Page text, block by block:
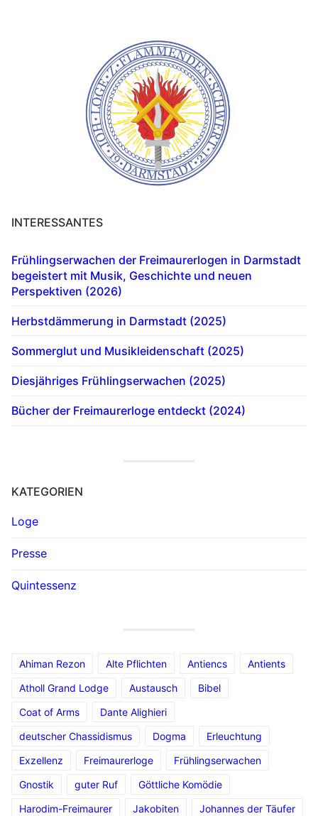
INTERESSANTES
Frühlingserwachen der Freimaurerlogen in Darmstadt
begeistert mit Musik, Geschichte und neuen
Perspektiven (2026)
Herbstdämmerung in Darmstadt (2025)
Sommerglut und Musikleidenschaft (2025)
Diesjähriges Frühlingserwachen (2025)
Bücher der Freimaurerloge entdeckt (2024)
KATEGORIEN
Loge
Presse
Quintessenz
Ahiman Rezon Alte Pflichten Antiencs
Antients
Atholl Grand Lodge
Austausch
Bibel
Coat of Arms
Dante Alighieri
deutscher Chassidismus
Dogma
Erleuchtung
Exzellenz
Freimaurerloge
Frühlingserwachen
Gnostik
guter Ruf
Göttliche Komödie
Harodim-Freimaurer
Jakobiten
Johannes der Täufer